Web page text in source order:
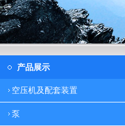
产品展示
空压机及配套装置
泵